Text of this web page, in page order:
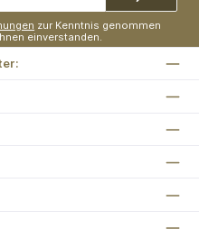
zur Kenntnis genommen
einverstanden.